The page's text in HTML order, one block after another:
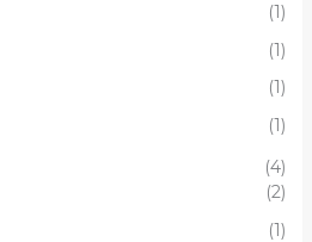
(1)
(1)
(1)
(1)
(4)
(2)
(1)